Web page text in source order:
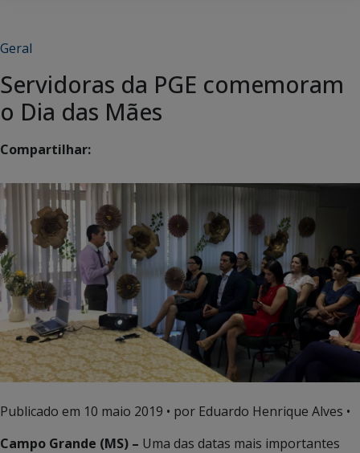
Geral
Servidoras da PGE comemoram
o Dia das Mães
Compartilhar:
Publicado em 10 maio 2019 • por Eduardo Henrique Alves •
Campo Grande (MS) – Uma das datas mais importantes